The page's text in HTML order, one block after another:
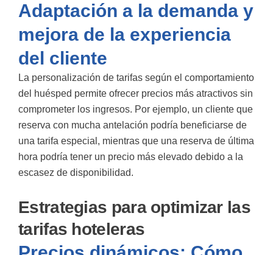
Adaptación a la demanda y
mejora de la experiencia
del cliente
La personalización de tarifas según el comportamiento
del huésped permite ofrecer precios más atractivos sin
comprometer los ingresos. Por ejemplo, un cliente que
reserva con mucha antelación podría beneficiarse de
una tarifa especial, mientras que una reserva de última
hora podría tener un precio más elevado debido a la
escasez de disponibilidad.
Estrategias para optimizar las
tarifas hoteleras